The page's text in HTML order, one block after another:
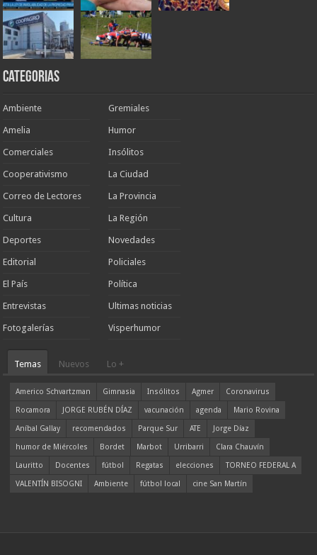
Categorias
Ambiente
Amelia
Comerciales
Cooperativismo
Correo de Lectores
Cultura
Deportes
Editorial
El País
Entrevistas
Fotogalerías
Gremiales
Humor
Insólitos
La Ciudad
La Provincia
La Región
Novedades
Policiales
Política
Ultimas noticias
Visperhumor
Temas Nuevos Lo +
Americo Schvartzman Gimnasia Insólitos Agmer
Coronavirus
Rocamora
JORGE RUBÉN DÍAZ vacunación agenda
Mario Rovina
Aníbal Gallay
recomendados Parque Sur ATE
Jorge Díaz
humor de Miércoles
Bordet Marbot Urribarri
Clara Chauvín
Lauritto
Docentes fútbol Regatas elecciones
TORNEO FEDERAL A
VALENTÍN BISOGNI
Ambiente fútbol local cine San Martín